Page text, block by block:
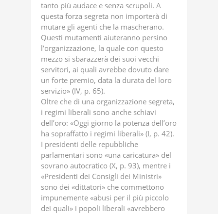
tanto più audace e senza scrupoli. A
questa forza segreta non importerà di
mutare gli agenti che la mascherano.
Questi mutamenti aiuteranno persino
l’organizzazione, la quale con questo
mezzo si sbarazzerà dei suoi vecchi
servitori, ai quali avrebbe dovuto dare
un forte premio, data la durata del loro
servizio» (IV, p. 65).
Oltre che di una organizzazione segreta,
i regimi liberali sono anche schiavi
dell’oro: «Oggi giorno la potenza dell’oro
ha sopraffatto i regimi liberali» (I, p. 42).
I presidenti delle repubbliche
parlamentari sono «una caricatura» del
sovrano autocratico (X, p. 93), mentre i
«Presidenti dei Consigli dei Ministri»
sono dei «dittatori» che commettono
impunemente «abusi per il più piccolo
dei quali» i popoli liberali «avrebbero